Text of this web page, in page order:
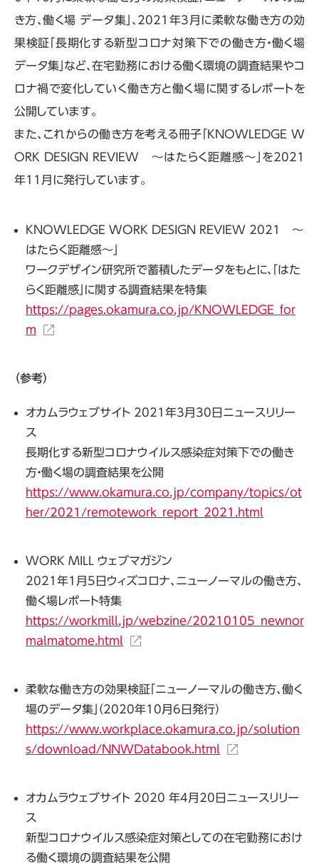
き方、働く場 データ集」、2021年3月に柔軟な働き方の効
果検証「長期化する新型コロナ対策下での働き方・働く場
データ集」など、在宅勤務における働く環境の調査結果やコ
ロナ禍で変化していく働き方と働く場に関するレポートを
公開しています。
また、これからの働き方を考える冊子「KNOWLEDGE W
ORK DESIGN REVIEW ～はたらく距離感～」を2021
年11月に発行しています。
KNOWLEDGE WORK DESIGN REVIEW 2021 ～
はたらく距離感～」
ワークデザイン研究所で蓄積したデータをもとに、「はた
らく距離感」に関する調査結果を特集
https://pages.okamura.co.jp/KNOWLEDGE_for
m
（参考）
オカムラウェブサイト 2021年3月30日ニュースリリー
ス
長期化する新型コロナウイルス感染症対策下での働き
方・働く場の調査結果を公開
https://www.okamura.co.jp/company/topics/ot
her/2021/remotework_report_2021.html
WORK MILL ウェブマガジン
2021年1月5日ウィズコロナ、ニューノーマルの働き方、
働く場レポート特集
https://workmill.jp/webzine/20210105_newnor
malmatome.html
柔軟な働き方の効果検証「ニューノーマルの働き方、働く
場のデータ集」（2020年10月6日発行）
https://www.workplace.okamura.co.jp/solution
s/download/NNWDatabook.html
オカムラウェブサイト 2020 年4月20日ニュースリリー
ス
新型コロナウイルス感染症対策としての在宅勤務におけ
る働く環境の調査結果を公開